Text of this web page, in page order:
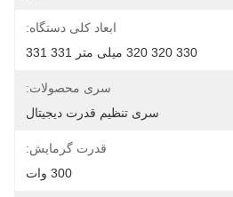
ابعاد کلی دستگاه:
330 320 320 میلی متر 331 331
سری محصولات:
سری تنظیم قدرت دیجیتال
قدرت گرمایش:
300 وات